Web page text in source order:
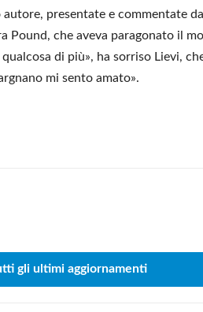
presentate e commentate
Pound, che aveva paragonato il
di più», ha sorriso Lievi,
mi sento amato».
gli ultimi aggiornamenti